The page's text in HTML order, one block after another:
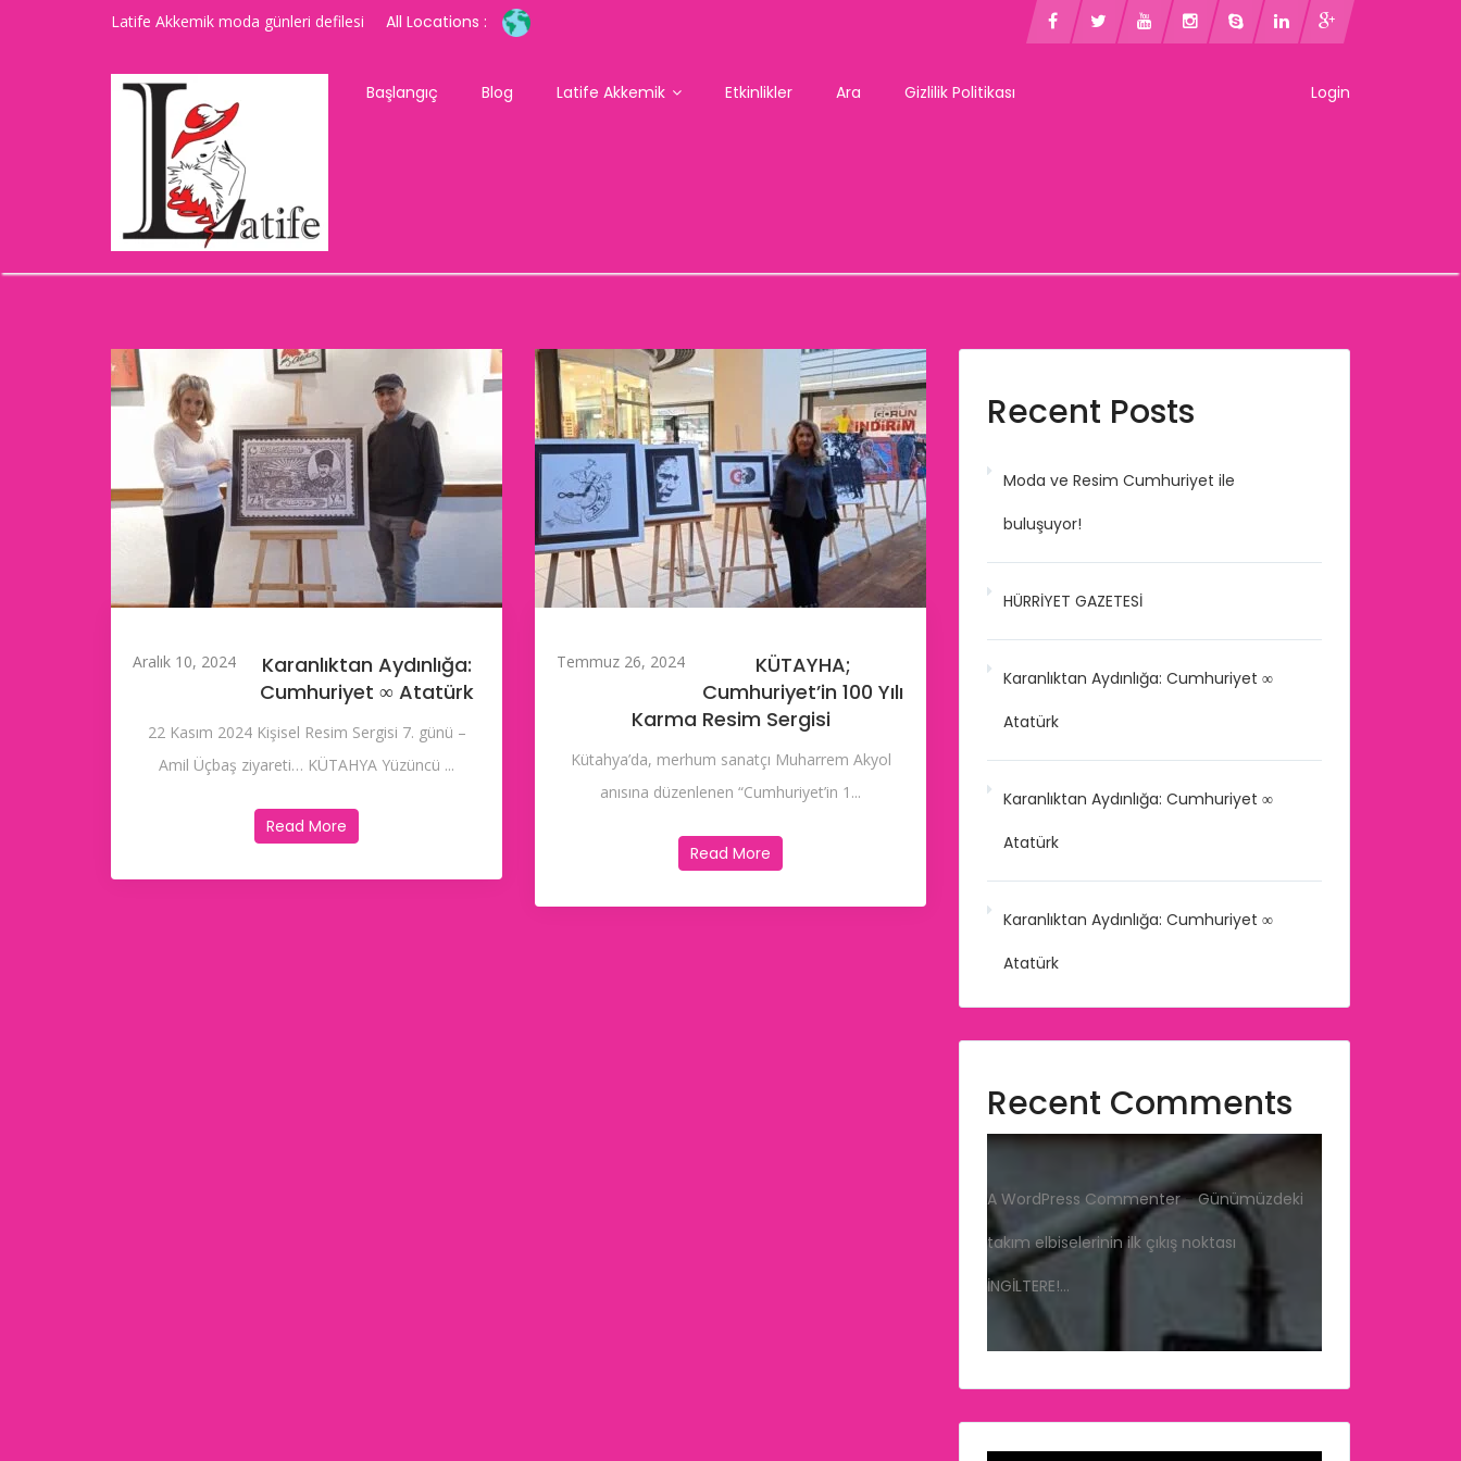
Latife Akkemik moda günleri defilesi All Locations :
Login
Başlangıç Blog Latife Akkemik Etkinlikler Ara Gizlilik Politikası
Aralık 10, 2024
Karanlıktan Aydınlığa:
Cumhuriyet ∞ Atatürk
22 Kasım 2024 Kişisel Resim Sergisi 7. günü –
Amil Üçbaş ziyareti… KÜTAHYA Yüzüncü ...
Read More
Temmuz 26, 2024
KÜTAYHA;
Cumhuriyet’in 100 Yılı
Karma Resim Sergisi
Kütahya’da, merhum sanatçı Muharrem Akyol
anısına düzenlenen “Cumhuriyet’in 1...
Read More
Recent Posts
Moda ve Resim Cumhuriyet ile
buluşuyor!
HÜRRİYET GAZETESİ
Karanlıktan Aydınlığa: Cumhuriyet ∞
Atatürk
Karanlıktan Aydınlığa: Cumhuriyet ∞
Atatürk
Karanlıktan Aydınlığa: Cumhuriyet ∞
Atatürk
Recent Comments
A WordPress Commenter-Günümüzdeki
takım elbiselerinin ilk çıkış noktası
İNGİLTERE!…